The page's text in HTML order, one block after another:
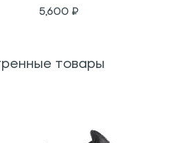
5,600 ₽
товары